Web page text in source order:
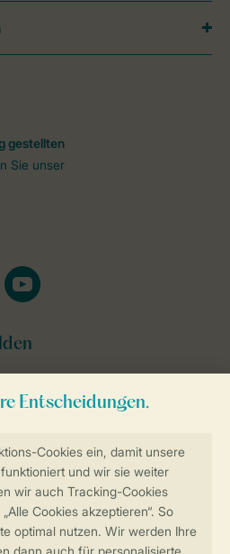
Online-Buchung
gestellten
Sie unser
youtube